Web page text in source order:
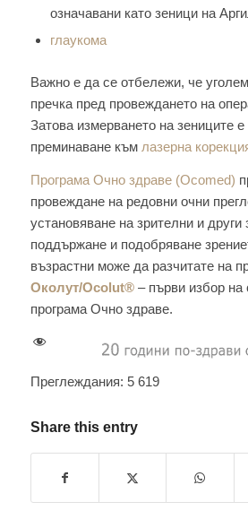
означавани като зеници на
глаукома
Важно е да се отбележи, че
пречка пред провеждането на
Затова измерването на зениците
преминаване към лазерна
Програма Очно здраве (Ocomed)
провеждане на редовни очни
установяване на зрителни и
поддържане и подобряване
възрастни може да разчитате на
Околут/Ocolut®– първи избор на
програма Очно здраве.
Преглеждания: 5 619
Share this entry